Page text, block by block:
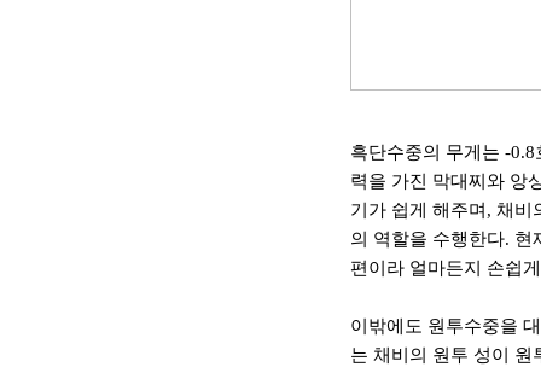
흑단수중의 무게는 -0.8
력을 가진 막대찌와 앙
기가 쉽게 해주며 , 채비
의 역할을 수행한다. 현
편이라 얼마든지 손쉽
이밖에도 원투수중을
는 채비의 원투 성이 원